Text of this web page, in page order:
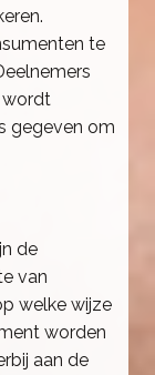
te
wordt
gegeven om
de
van
welke wijze
worden
aan de